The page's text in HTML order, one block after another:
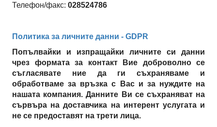
Телефон/факс: 028524786
Политика за личните данни - GDPR
Попълвайки и изпращайки личните си данни
чрез формата за контакт Вие доброволно се
съгласявате ние да ги съхраняваме и
обработваме за връзка с Вас и за нуждите на
нашата компания. Данните Ви се съхраняват на
сървъра на доставчика на интерент услугата и
не се предоставят на трети лица.